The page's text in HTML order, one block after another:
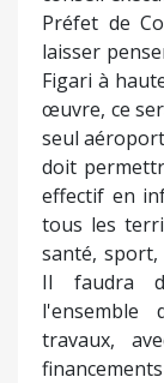
Préfet de
laisser
Figari à
œuvre, ce
seul
doit
effectif en
tous les
santé,
Il faudra
l'ensemble
travaux,
financements